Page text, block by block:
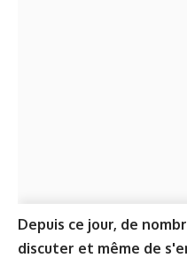
Depuis ce jour, de
discuter et même de